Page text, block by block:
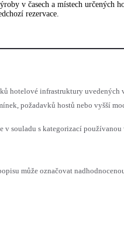
v časech a místech určených
rezervace.
hotelové infrastruktury uvedených
požadavků hostů nebo vyšší
souladu s kategorizací
může označovat